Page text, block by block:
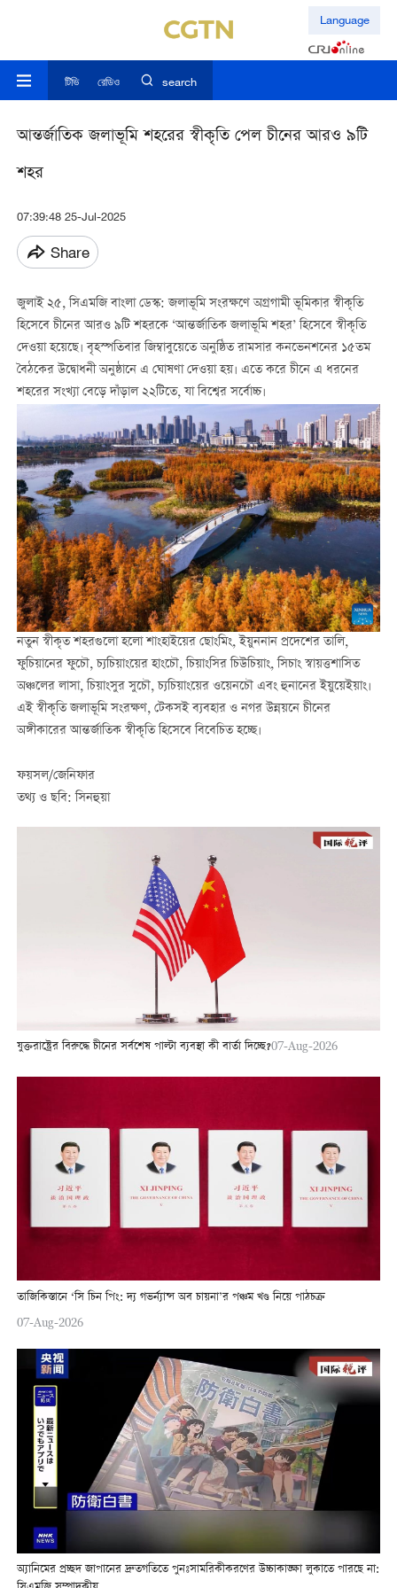
Language
টিভি রেডিও search
আন্তর্জাতিক জলাভূমি শহরের স্বীকৃতি পেল চীনের আরও ৯টি
শহর
07:39:48 25-Jul-2025
Share
জুলাই ২৫, সিএমজি বাংলা ডেস্ক: জলাভূমি সংরক্ষণে অগ্রগামী ভূমিকার স্বীকৃতি
হিসেবে চীনের আরও ৯টি শহরকে ‘আন্তর্জাতিক জলাভূমি শহর’ হিসেবে স্বীকৃতি
দেওয়া হয়েছে। বৃহস্পতিবার জিম্বাবুয়েতে অনুষ্ঠিত রামসার কনভেনশনের ১৫তম
বৈঠকের উদ্বোধনী অনুষ্ঠানে এ ঘোষণা দেওয়া হয়। এতে করে চীনে এ ধরনের
শহরের সংখ্যা বেড়ে দাঁড়াল ২২টিতে, যা বিশ্বের সর্বোচ্চ।
নতুন স্বীকৃত শহরগুলো হলো শাংহাইয়ের ছোংমিং, ইয়ুননান প্রদেশের তালি,
ফুচিয়ানের ফুচৌ, চ্যচিয়াংয়ের হাংচৌ, চিয়াংসির চিউচিয়াং, সিচাং স্বায়ত্তশাসিত
অঞ্চলের লাসা, চিয়াংসুর সুচৌ, চ্যচিয়াংয়ের ওয়েনচৌ এবং হুনানের ইয়ুয়েইয়াং।
এই স্বীকৃতি জলাভূমি সংরক্ষণ, টেকসই ব্যবহার ও নগর উন্নয়নে চীনের
অঙ্গীকারের আন্তর্জাতিক স্বীকৃতি হিসেবে বিবেচিত হচ্ছে।
ফয়সল/জেনিফার
তথ্য ও ছবি: সিনহুয়া
যুক্তরাষ্ট্রের বিরুদ্ধে চীনের সর্বশেষ পাল্টা ব্যবস্থা কী বার্তা দিচ্ছে?07-Aug-2026
তাজিকিস্তানে ‘সি চিন পিং: দ্য গভর্ন্যান্স অব চায়না’র পঞ্চম খণ্ড নিয়ে পাঠচক্র
07-Aug-2026
অ্যানিমের প্রচ্ছদ জাপানের দ্রুতগতিতে পুনঃসামরিকীকরণের উচ্চাকাঙ্ক্ষা লুকাতে পারছে না: